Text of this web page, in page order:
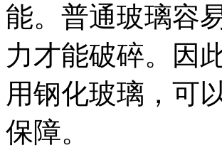
能。普通玻璃容
力才能破碎。因
用钢化玻璃，可
保障。